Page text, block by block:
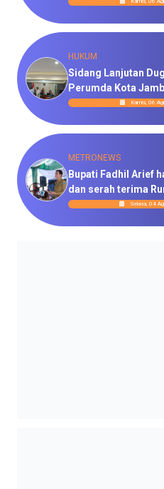
HUKUM
Sidang Lanjutan
Perumda Kota
Kamis, 06
METRONEWS
Bupati Fadhil Arief
dan serah terima
Selasa, 04